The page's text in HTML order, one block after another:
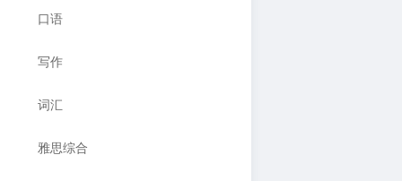
口语
写作
词汇
雅思综合